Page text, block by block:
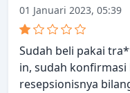
01 Januari 2023, 05:39
Sudah beli pakai
in, sudah
resepsionisnya